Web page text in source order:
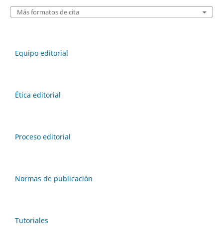
Más formatos de cita
Equipo editorial
Ética editorial
Proceso editorial
Normas de publicación
Tutoriales